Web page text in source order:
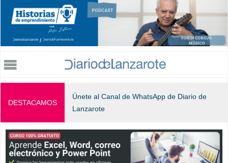
Jump to navigation
DESTACAMOS
Únete al Canal de WhatsApp de Diario de
Lanzarote